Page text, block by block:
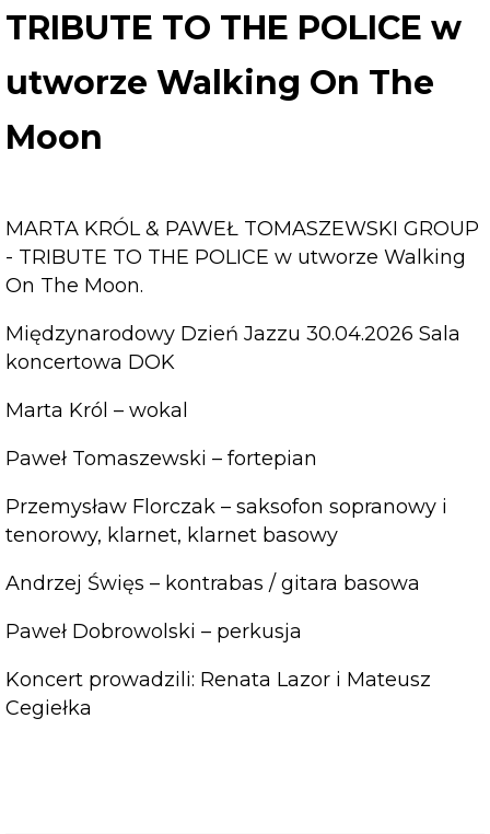
TRIBUTE TO THE POLICE w
utworze Walking On The
Moon
MARTA KRÓL & PAWEŁ TOMASZEWSKI GROUP
- TRIBUTE TO THE POLICE w utworze Walking
On The Moon.
Międzynarodowy Dzień Jazzu 30.04.2026 Sala
koncertowa DOK
Marta Król – wokal
Paweł Tomaszewski – fortepian
Przemysław Florczak – saksofon sopranowy i
tenorowy, klarnet, klarnet basowy
Andrzej Święs – kontrabas / gitara basowa
Paweł Dobrowolski – perkusja
Koncert prowadzili: Renata Lazor i Mateusz
Cegiełka